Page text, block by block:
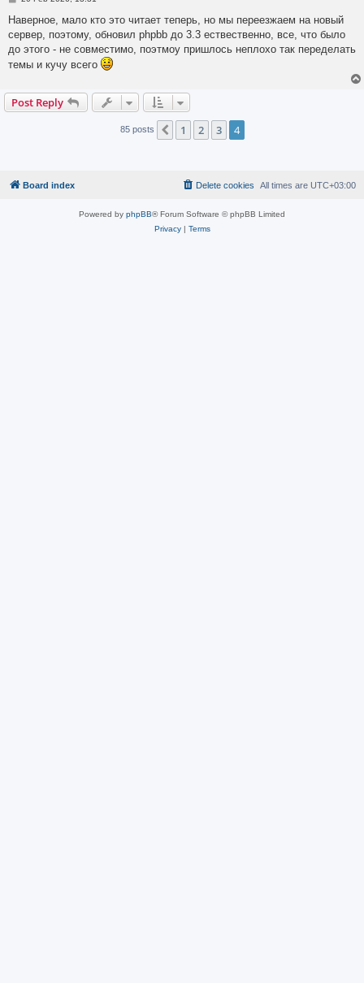
s
Наверное, мало кто это читает теперь, но мы переезжаем на новый
сервер, поэтому, обновил phpbb до 3.3 ествественно, все, что было
до этого - не совместимо, поэтмоу пришлось неплохо так переделать
темы и кучу всего
Post Reply
85 posts Previous
1 2 3 4
Board index All times are UTC+03:00
Delete cookies
Powered by phpBB® Forum Software © phpBB Limited
Privacy| Terms